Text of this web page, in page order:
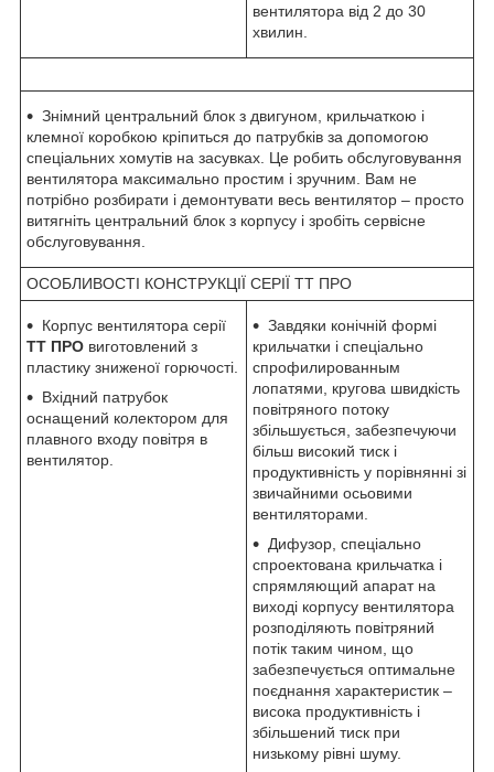
вентилятора від 2 до 30
хвилин.
Знімний центральний блок з двигуном, крильчаткою і
клемної коробкою кріпиться до патрубків за допомогою
спеціальних хомутів на засувках. Це робить обслуговування
вентилятора максимально простим і зручним. Вам не
потрібно розбирати і демонтувати весь вентилятор – просто
витягніть центральний блок з корпусу і зробіть сервісне
обслуговування.
ОСОБЛИВОСТІ КОНСТРУКЦІЇ СЕРІЇ ТТ ПРО
Корпус вентилятора серії
ТТ ПРО виготовлений з
пластику зниженої горючості.
Вхідний патрубок
оснащений колектором для
плавного входу повітря в
вентилятор.
Завдяки конічній формі
крильчатки і спеціально
спрофилированным
лопатями, кругова швидкість
повітряного потоку
збільшується, забезпечуючи
більш високий тиск і
продуктивність у порівнянні зі
звичайними осьовими
вентиляторами.
Дифузор, спеціально
спроектована крильчатка і
спрямляющий апарат на
виході корпусу вентилятора
розподіляють повітряний
потік таким чином, що
забезпечується оптимальне
поєднання характеристик –
висока продуктивність і
збільшений тиск при
низькому рівні шуму.